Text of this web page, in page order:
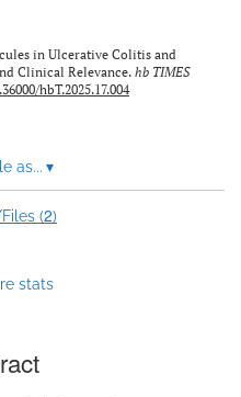
in Ulcerative Colitis and
Clinical Relevance. hb TIMES
hbT.2025.17.004
as... ▾
(2)
stats